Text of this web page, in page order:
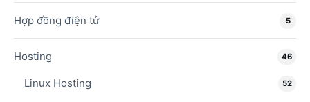
Hợp đồng điện tử 5
Hosting 46
Linux Hosting 52